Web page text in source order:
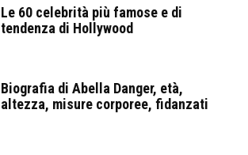
Le 60 celebrità più famose e di
tendenza di Hollywood
Biografia di Abella Danger, età,
altezza, misure corporee, fidanzati